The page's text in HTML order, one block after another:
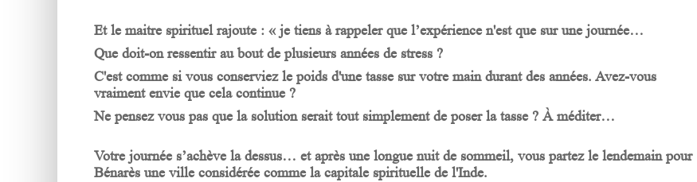
Et le maitre spirituel rajoute : « je tiens à rappeler que l’expérience n'est que sur une journée…
Que doit-on ressentir au bout de plusieurs années de stress ?
C'est comme si vous conserviez le poids d'une tasse sur votre main durant des années. Avez-vous
vraiment envie que cela continue ?
Ne pensez vous pas que la solution serait tout simplement de poser la tasse ? À méditer…
Votre journée s’achève la dessus… et après une longue nuit de sommeil, vous partez le lendemain pour
Bénarès une ville considérée comme la capitale spirituelle de l'Inde.